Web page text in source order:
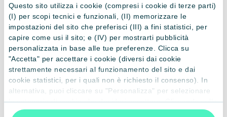
Questo sito utilizza i cookie (compresi i cookie di terze parti)
(I) per scopi tecnici e funzionali, (II) memorizzare le
impostazioni del sito che preferisci (III) a fini statistici, per
capire come usi il sito; e (IV) per mostrarti pubblicità
personalizzata in base alle tue preferenze. Clicca su
"Accetta" per accettare i cookie (diversi dai cookie
strettamente necessari al funzionamento del sito e dai
cookie statistici, per i quali non è richiesto il consenso). In
alternativa, puoi cliccare su "Personalizza" per selezionare
le categorie di cookie che desideri accettare. Cliccando sulla
“X” le impostazioni predefinite vengono lasciate invariate e
ASSICURAZIONE
Si ricorda che con il tesseramento a Fitel (costo 1 euro) e
l'adesione alla polizza (costo 3,5 euro) - con validità anno
civile - sono addebitate in occasione della prima iniziativa,
sono previste le seguenticoperture assicurative:
a)Infortunioccorsi durante attività del Cral - Fitel,
comprese quelle sportive dilettantistiche; invalidità
permanente: massimo 30.000 euro; morte: massimo 30.000